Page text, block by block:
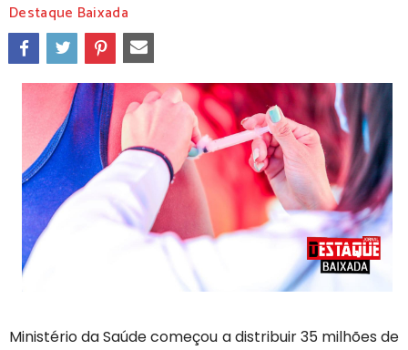
Destaque Baixada
Ministério da Saúde começou a distribuir 35 milhões de